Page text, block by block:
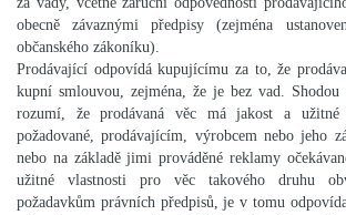
obecně závaznými předpisy (zejména
občanského zákoníku).
Prodávající odpovídá kupujícímu za to, že
kupní smlouvou, zejména, že je bez vad.
rozumí, že prodávaná věc má jakost a užitné
požadované, prodávajícím, výrobcem nebo jeho
nebo na základě jimi prováděné reklamy
užitné vlastnosti pro věc takového druhu
požadavkům právních předpisů, je v tomu